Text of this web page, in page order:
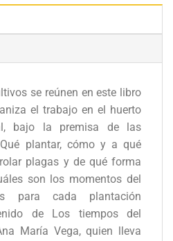
se reúnen en este libro
el trabajo en el huerto
bajo la premisa de las
plantar, cómo y a qué
plagas y de qué forma
son los momentos del
para cada plantación
de Los tiempos del
María Vega, quien lleva